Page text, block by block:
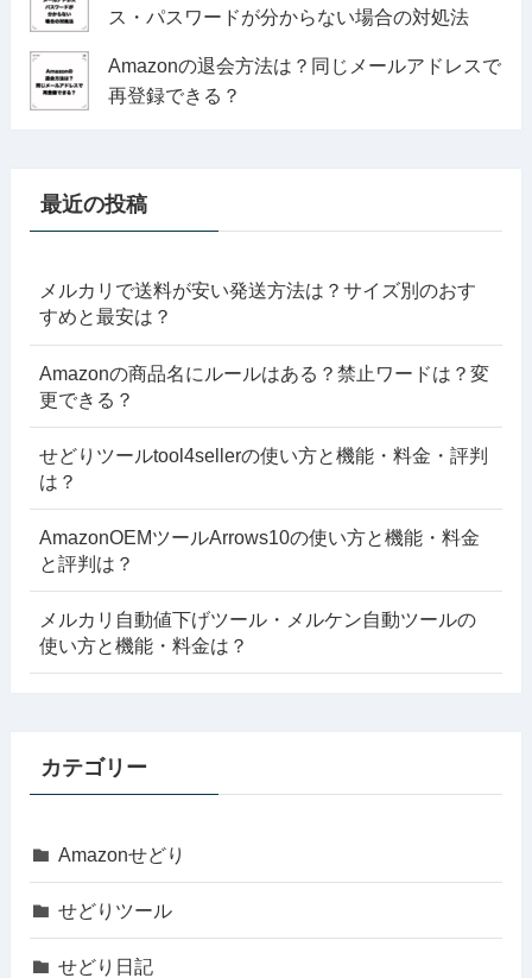
ス・パスワードが分からない場合の対処法
Amazonの退会方法は？同じメールアドレスで
再登録できる？
最近の投稿
メルカリで送料が安い発送方法は？サイズ別のおす
すめと最安は？
Amazonの商品名にルールはある？禁止ワードは？変
更できる？
せどりツールtool4sellerの使い方と機能・料金・評判
は？
AmazonOEMツールArrows10の使い方と機能・料金
と評判は？
メルカリ自動値下げツール・メルケン自動ツールの
使い方と機能・料金は？
カテゴリー
Amazonせどり
せどりツール
せどり日記